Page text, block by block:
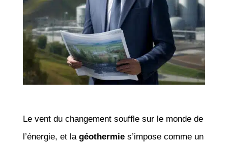
Le vent du changement souffle sur le monde de
l’énergie, et la géothermies’impose comme un